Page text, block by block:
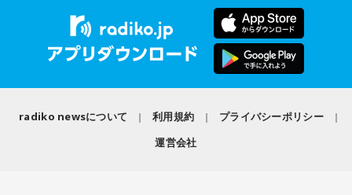
※放送エリア外の方は、プレミアム会員の登録でご利用いた
----------------------------------------------------
番組名：CHINTAI presents きゃりーぱみゅぱみゅ Chapter
#0 ～Touch Your Heart～
放送日時：毎週日曜 12:30～12:55
パーソナリティ：きゃりーぱみゅぱみゅ
付けず、読み手に委ねる世界観に魅了され、フィンランドへ
の興味を深めたと振り返ります。現地で暮らすなかでも、
人々は周囲の目を気にし過ぎず、自分らしく生きていると感
じ、「いい大人にならないといけない」という自身の思い込
番組のテーマである「手紙」にちなみ、森下さんは、美しい
景色を誰かと共有したいときに手紙を書くことが多いと話し
ます。トーベ・ヤンソンが夏を過ごした群島で、海を眺めな
まずは動き出すことで流れが一気に加速していくはず。迷っ
ていた新しいスタイルにも思い切って挑戦して。美容院に行
くと運気アップ。
【2位】乙女座（おとめ座）
を開いたり、資格や学びについてリサーチしたりしてみまし
ょう。自分のやり方にこだわらず、人のアドバイスを素直に
radiko newsについて 利用規約
プライバシーポリシー
運営会社